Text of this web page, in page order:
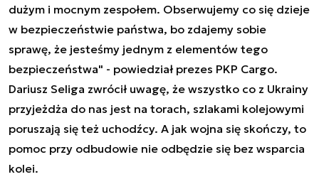
dużym i mocnym zespołem. Obserwujemy co się dzieje
w bezpieczeństwie państwa, bo zdajemy sobie
sprawę, że jesteśmy jednym z elementów tego
bezpieczeństwa" - powiedział prezes PKP Cargo.
Dariusz Seliga zwrócił uwagę, że wszystko co z Ukrainy
przyjeżdża do nas jest na torach, szlakami kolejowymi
poruszają się też uchodźcy. A jak wojna się skończy, to
pomoc przy odbudowie nie odbędzie się bez wsparcia
kolei.